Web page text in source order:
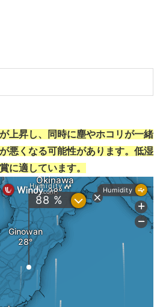
上昇し、同時に塵やホコリが一緒
悪くなる可能性があります。低湿
に適しています。